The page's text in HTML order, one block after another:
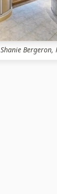
Shanie Bergeron,